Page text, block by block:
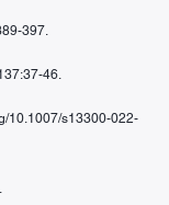
397.
46.
10.1007/s13300-022-